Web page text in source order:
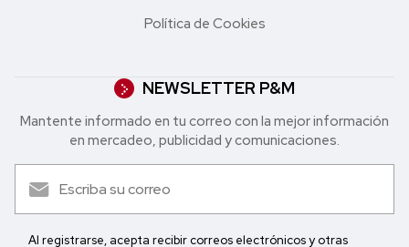
Política de Cookies
NEWSLETTER P&M
Mantente informado en tu correo con la mejor in formación
en mercadeo, publicidad y comunicaciones.
Al registrarse, acepta recibir correos electrónicos y otras